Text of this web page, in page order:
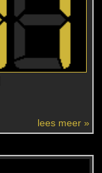
lees meer »